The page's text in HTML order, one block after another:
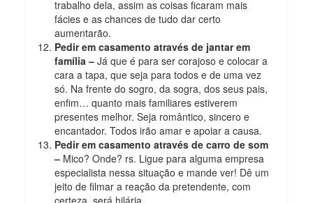
trabalho dela, assim as coisas ficaram mais
fácies e as chances de tudo dar certo
aumentarão.
Pedir em casamento através de jantar em
família – Já que é para ser corajoso e colocar a
cara a tapa, que seja para todos e de uma vez
só. Na frente do sogro, da sogra, dos seus pais,
enfim… quanto mais familiares estiverem
presentes melhor. Seja romântico, sincero e
encantador. Todos irão amar e apoiar a causa.
Pedir em casamento através de carro de som
– Mico? Onde? rs. Ligue para alguma empresa
especialista nessa situação e mande ver! Dê um
jeito de filmar a reação da pretendente, com
certeza, será hilária.